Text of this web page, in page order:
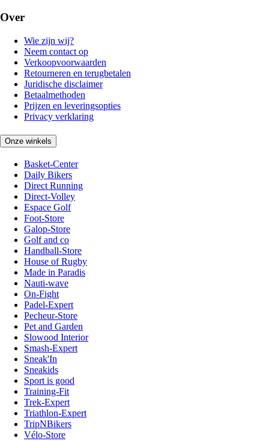
Over
Wie zijn wij?
Neem contact op
Verkoopvoorwaarden
Retourneren en terugbetalen
Juridische disclaimer
Betaalmethoden
Prijzen en leveringsopties
Privacy verklaring
Onze winkels
Basket-Center
Daily Bikers
Direct Running
Direct-Volley
Espace Golf
Foot-Store
Galop-Store
Golf and co
Handball-Store
House of Rugby
Made in Paradis
Nauti-wave
On-Fight
Padel-Expert
Pecheur-Store
Pet and Garden
Slowood Interior
Smash-Expert
Sneak'In
Sneakids
Sport is good
Training-Fit
Trek-Expert
Triathlon-Expert
TripNBikers
Vélo-Store